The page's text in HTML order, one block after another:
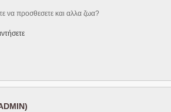
να προσθεσετε και αλλα ζωα?